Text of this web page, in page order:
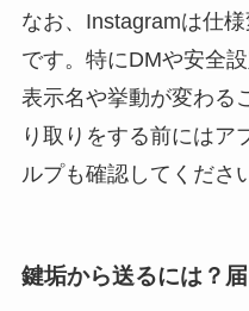
なお、Instagramは仕
です。特にDMや安全
表示名や挙動が変わる
り取りをする前にはア
ルプも確認してくださ
鍵垢から送るには？